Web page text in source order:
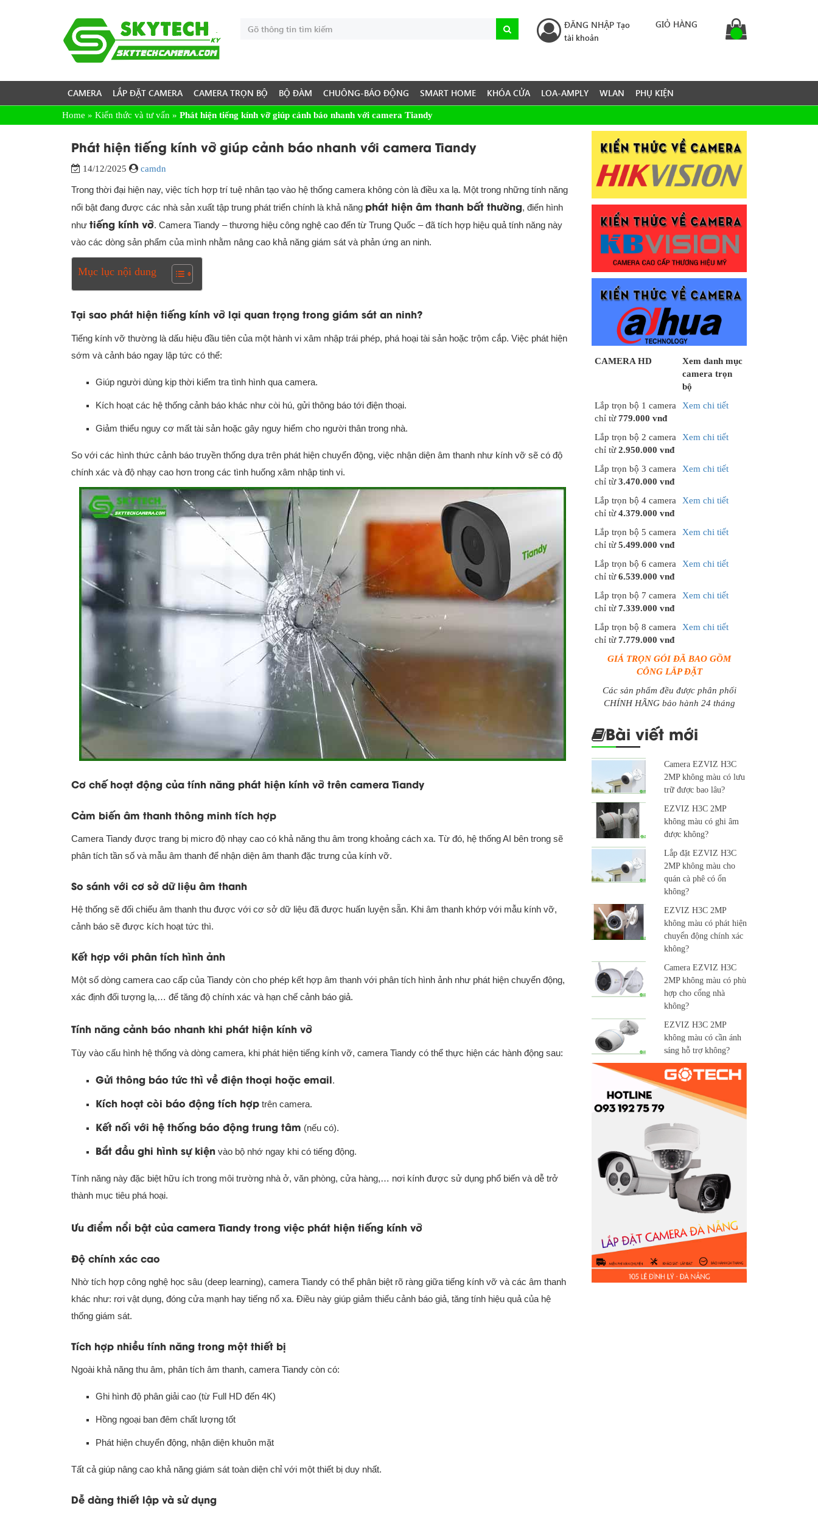
ĐĂNG NHẬP Tạo
tài khoản
GIỎ HÀNG
CAMERA LẮP ĐẶT CAMERA CAMERA TRỌN BỘ BỘ ĐÀM CHUÔNG-BÁO ĐỘNG SMART HOME KHÓA CỬA LOA-AMPLY WLAN PHỤ KIỆN
Home » Kiến thức và tư vấn » Phát hiện tiếng kính vỡ giúp cảnh báo nhanh với camera Tiandy
Phát hiện tiếng kính vỡ giúp cảnh báo nhanh với camera Tiandy
14/12/2025 camdn
Trong thời đại hiện nay, việc tích hợp trí tuệ nhân tạo vào hệ thống camera không còn là điều xa lạ. Một trong những tính năng
nổi bật đang được các nhà sản xuất tập trung phát triển chính là khả năng phát hiện âm thanh bất thường, điển hình
như tiếng kính vỡ. Camera Tiandy – thương hiệu công nghệ cao đến từ Trung Quốc – đã tích hợp hiệu quả tính năng này
vào các dòng sản phẩm của mình nhằm nâng cao khả năng giám sát và phản ứng an ninh.
Mục lục nội dung
Tại sao phát hiện tiếng kính vỡ lại quan trọng trong giám sát an ninh?
Tiếng kính vỡ thường là dấu hiệu đầu tiên của một hành vi xâm nhập trái phép, phá hoại tài sản hoặc trộm cắp. Việc phát hiện
sớm và cảnh báo ngay lập tức có thể:
Giúp người dùng kịp thời kiểm tra tình hình qua camera.
Kích hoạt các hệ thống cảnh báo khác như còi hú, gửi thông báo tới điện thoại.
Giảm thiểu nguy cơ mất tài sản hoặc gây nguy hiểm cho người thân trong nhà.
So với các hình thức cảnh báo truyền thống dựa trên phát hiện chuyển động, việc nhận diện âm thanh như kính vỡ sẽ có độ
chính xác và độ nhạy cao hơn trong các tình huống xâm nhập tinh vi.
Cơ chế hoạt động của tính năng phát hiện kính vỡ trên camera Tiandy
Cảm biến âm thanh thông minh tích hợp
Camera Tiandy được trang bị micro độ nhạy cao có khả năng thu âm trong khoảng cách xa. Từ đó, hệ thống AI bên trong sẽ
phân tích tần số và mẫu âm thanh để nhận diện âm thanh đặc trưng của kính vỡ.
So sánh với cơ sở dữ liệu âm thanh
Hệ thống sẽ đối chiếu âm thanh thu được với cơ sở dữ liệu đã được huấn luyện sẵn. Khi âm thanh khớp với mẫu kính vỡ,
cảnh báo sẽ được kích hoạt tức thì.
Kết hợp với phân tích hình ảnh
Một số dòng camera cao cấp của Tiandy còn cho phép kết hợp âm thanh với phân tích hình ảnh như phát hiện chuyển động,
xác định đối tượng lạ,… để tăng độ chính xác và hạn chế cảnh báo giả.
Tính năng cảnh báo nhanh khi phát hiện kính vỡ
Tùy vào cấu hình hệ thống và dòng camera, khi phát hiện tiếng kính vỡ, camera Tiandy có thể thực hiện các hành động sau:
Gửi thông báo tức thì về điện thoại hoặc email.
Kích hoạt còi báo động tích hợp trên camera.
Kết nối với hệ thống báo động trung tâm (nếu có).
Bắt đầu ghi hình sự kiện vào bộ nhớ ngay khi có tiếng động.
Tính năng này đặc biệt hữu ích trong môi trường nhà ở, văn phòng, cửa hàng,… nơi kính được sử dụng phổ biến và dễ trở
thành mục tiêu phá hoại.
Ưu điểm nổi bật của camera Tiandy trong việc phát hiện tiếng kính vỡ
Độ chính xác cao
Nhờ tích hợp công nghệ học sâu (deep learning), camera Tiandy có thể phân biệt rõ ràng giữa tiếng kính vỡ và các âm thanh
khác như: rơi vật dụng, đóng cửa mạnh hay tiếng nổ xa. Điều này giúp giảm thiểu cảnh báo giả, tăng tính hiệu quả của hệ
thống giám sát.
Tích hợp nhiều tính năng trong một thiết bị
Ngoài khả năng thu âm, phân tích âm thanh, camera Tiandy còn có:
Ghi hình độ phân giải cao (từ Full HD đến 4K)
Hồng ngoại ban đêm chất lượng tốt
Phát hiện chuyển động, nhận diện khuôn mặt
Tất cả giúp nâng cao khả năng giám sát toàn diện chỉ với một thiết bị duy nhất.
Dễ dàng thiết lập và sử dụng
CAMERA HD
Xem danh mục
camera trọn
bộ
Lắp trọn bộ 1 camera
chỉ từ779.000 vnđ
Xem chi tiết
Lắp trọn bộ 2 camera
chỉ từ2.950.000 vnđ
Xem chi tiết
Lắp trọn bộ 3 camera
chỉ từ3.470.000 vnđ
Xem chi tiết
Lắp trọn bộ 4 camera
chỉ từ4.379.000 vnđ
Xem chi tiết
Lắp trọn bộ 5 camera
chỉ từ5.499.000 vnđ
Xem chi tiết
Lắp trọn bộ 6 camera
chỉ từ6.539.000 vnđ
Xem chi tiết
Lắp trọn bộ 7 camera
chỉ từ7.339.000 vnđ
Xem chi tiết
Lắp trọn bộ 8 camera
chỉ từ7.779.000 vnđ
Xem chi tiết
GIÁ TRỌN GÓI ĐÃ BAO GỒM
CÔNG LẮP ĐẶT
Các sản phẩm đều được phân phối
CHÍNH HÃNG bảo hành 24 tháng
Bài viết mới
Camera EZVIZ H3C
2MP không màu có lưu
trữ được bao lâu?
EZVIZ H3C 2MP
không màu có ghi âm
được không?
Lắp đặt EZVIZ H3C
2MP không màu cho
quán cà phê có ổn
không?
EZVIZ H3C 2MP
không màu có phát hiện
chuyển động chính xác
không?
Camera EZVIZ H3C
2MP không màu có phù
hợp cho cổng nhà
không?
EZVIZ H3C 2MP
không màu có cần ánh
sáng hỗ trợ không?